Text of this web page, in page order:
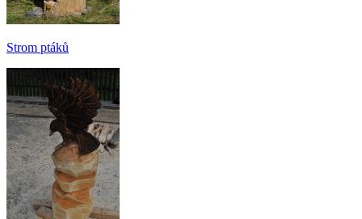
Strom ptáků